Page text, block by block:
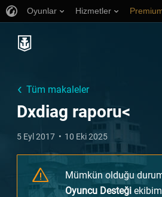
Oyunlar Hizmetler
Tüm makaleler
Dxdiag raporu<
5 Eyl 2017 10 Eki 2025
Mümkün olduğu
Oyuncu Desteği